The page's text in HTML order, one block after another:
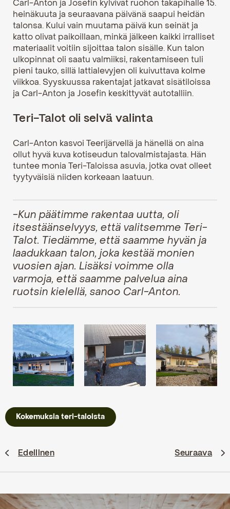
Carl-Anton ja Josefin kylvivät ruohon takapihalle 15.
heinäkuuta ja seuraavana päivänä saapui heidän
talonsa. Kului vain muutama päivä kun seinät ja
katto olivat paikoillaan, minkä jälkeen kaikki irralliset
materiaalit voitiin sijoittaa talon sisälle. Kun talon
ulkopinnat oli saatu valmiiksi, rakentamiseen tuli
pieni tauko, sillä lattialevyjen oli kuivuttava kolme
viikkoa. Syyskuussa rakentajat jatkavat sisätiloissa
ja Carl-Anton ja Josefin keskittyvät autotalliin.
Teri-Talot oli selvä valinta
Carl-Anton kasvoi Teerijärvellä ja hänellä on aina
ollut hyvä kuva kotiseudun talovalmistajasta. Hän
tuntee monia Teri-Taloissa asuvia, jotka ovat olleet
tyytyväisiä niiden korkeaan laatuun.
-Kun päätimme rakentaa uutta, oli
itsestäänselvyys, että valitsemme Teri-
Talot. Tiedämme, että saamme hyvän ja
laadukkaan talon, joka kestää monien
vuosien ajan. Lisäksi voimme olla
varmoja, että saamme palvelua aina
ruotsin kielellä, sanoo Carl-Anton.
Kokemuksia teri-taloista
Edellinen Seuraava